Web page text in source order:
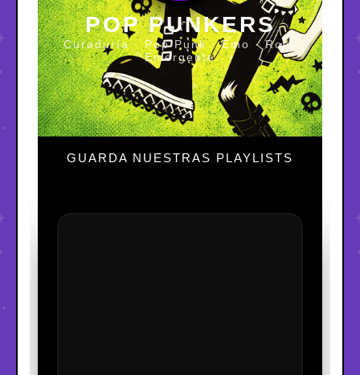
POP PUNKERS
Curaduría · Pop Punk · Emo · Rock
Emergente
GUARDA NUESTRAS PLAYLISTS